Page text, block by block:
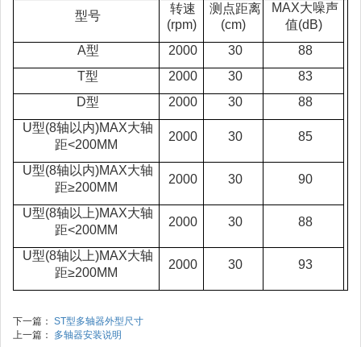
型号
转速
(rpm)
测点距离
(cm)
MAX大噪声
值(dB)
A型
2000 30
88
T型
2000 30
83
D型
2000 30
88
U型(8轴以内)MAX大轴
距<200MM
2000 30 85
U型(8轴以内)MAX大轴
距≥200MM
2000 30 90
U型(8轴以上)MAX大轴
距<200MM
2000 30 88
U型(8轴以上)MAX大轴
距≥200MM
2000 30 93
下一篇： ST型多轴器外型尺寸
上一篇：
多轴器安装说明